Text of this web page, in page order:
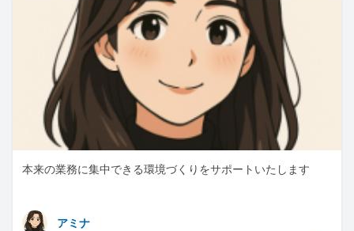
本来の業務に集中できる環境づくりをサポートいたします
アミナ